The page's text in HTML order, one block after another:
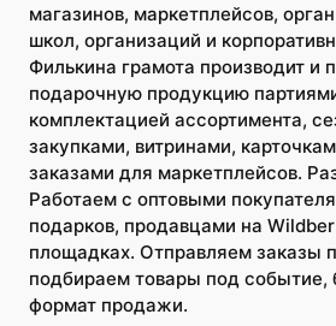
магазинов, маркетплейсов,
школ, организаций и
Филькина грамота производит и
подарочную продукцию
комплектацией ассортимента,
закупками, витринами,
заказами для маркетплейсов.
Работаем с оптовыми
подарков, продавцами на
площадках. Отправляем заказы
подбираем товары под событие,
формат продажи.